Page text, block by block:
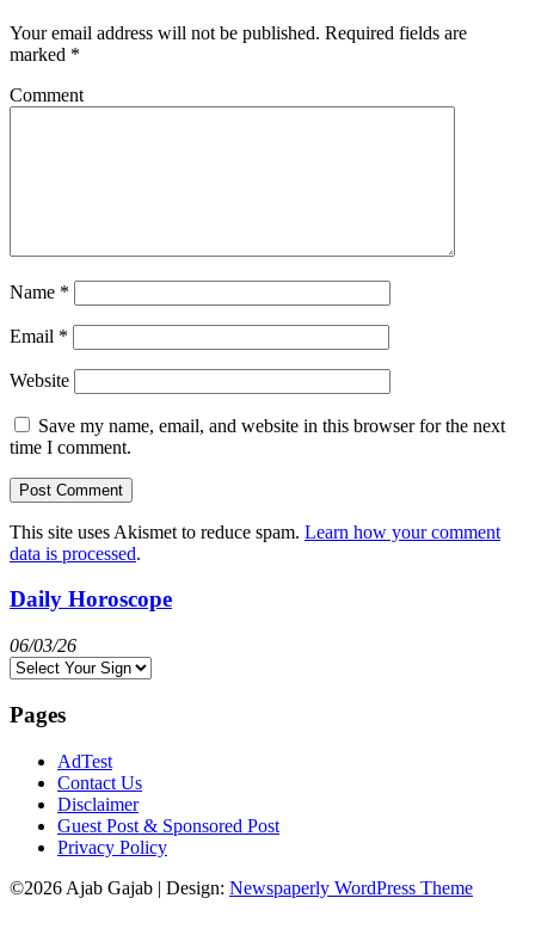
Your email address will not be published. Required fields are
marked *
Comment
Name *
Email *
Website
Save my name, email, and website in this browser for the next
time I comment.
This site uses Akismet to reduce spam. Learn how your comment
data is processed.
Daily Horoscope
06/03/26
Pages
AdTest
Contact Us
Disclaimer
Guest Post & Sponsored Post
Privacy Policy
©2026 Ajab Gajab | Design: Newspaperly WordPress Theme